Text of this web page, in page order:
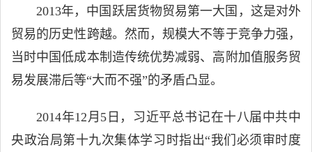
2013年，中国跃居货物贸易第一大国，这是对外
贸易的历史性跨越。然而，规模大不等于竞争力强，
当时中国低成本制造传统优势减弱、高附加值服务贸
易发展滞后等“大而不强”的矛盾凸显。
2014年12月5日，习近平总书记在十八届中共中
央政治局第十九次集体学习时指出“我们必须审时度